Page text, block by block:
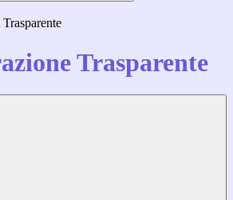
Trasparente